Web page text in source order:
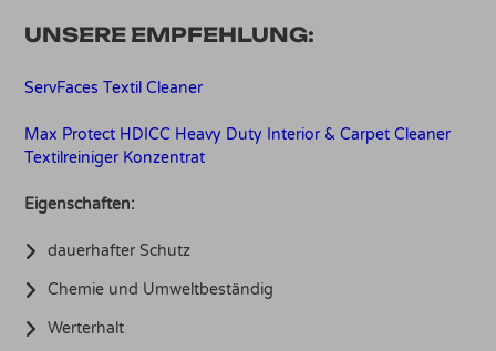
UNSERE EMPFEHLUNG:
ServFaces Textil Cleaner
Max Protect HDICC Heavy Duty Interior & Carpet Cleaner
Textilreiniger Konzentrat
Eigenschaften:
dauerhafter Schutz
Chemie und Umweltbeständig
Werterhalt